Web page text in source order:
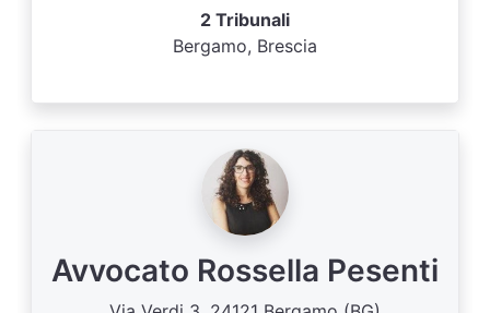
2 Tribunali
Bergamo, Brescia
Avvocato Rossella Pesenti